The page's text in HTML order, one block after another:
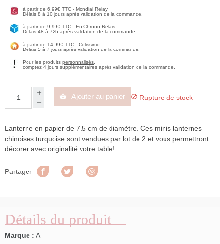
à partir de 6,99€ TTC - Mondial Relay
Délais 8 à 10 jours après validation de la commande.
à partir de 9,99€ TTC - En Chrono-Relais.
Délais 48 à 72h après validation de la commande.
à partir de 14,99€ TTC - Colissimo
Délais 5 à 7 jours après validation de la commande.
Pour les produits personnalisés
comptez 4 jours supplémentaires après validation de la commande.
 Ajouter au panier  Rupture de stock
Lanterne en papier de 7.5 cm de diamètre. Ces minis lanternes
chinoises turquoise sont vendues par lot de 2 et vous permettront
décorer avec originalité votre table!
Partager Partager Tweet
Détails du produit
Marque : A